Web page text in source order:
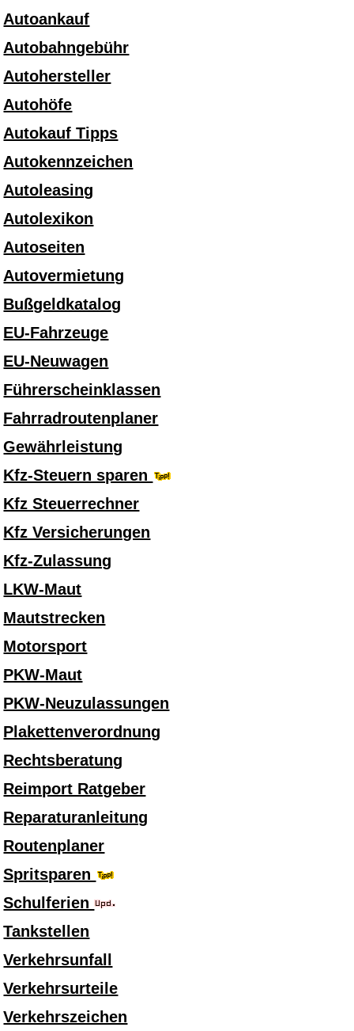
Autoankauf
Autobahngebühr
Autohersteller
Autohöfe
Autokauf Tipps
Autokennzeichen
Autoleasing
Autolexikon
Autoseiten
Autovermietung
Bußgeldkatalog
EU-Fahrzeuge
EU-Neuwagen
Führerscheinklassen
Fahrradroutenplaner
Gewährleistung
Kfz-Steuern sparen
Kfz Steuerrechner
Kfz Versicherungen
Kfz-Zulassung
LKW-Maut
Mautstrecken
Motorsport
PKW-Maut
PKW-Neuzulassungen
Plakettenverordnung
Rechtsberatung
Reimport Ratgeber
Reparaturanleitung
Routenplaner
Spritsparen
Schulferien
Tankstellen
Verkehrsunfall
Verkehrsurteile
Verkehrszeichen